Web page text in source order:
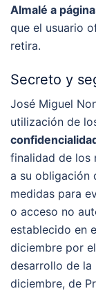
Almalé a
que el usuario
retira.
Secreto y
José Miguel
utilización de
finalidad de los
a su obligación
medidas para
o acceso no
establecido en
diciembre por
desarrollo de la
diciembre, de